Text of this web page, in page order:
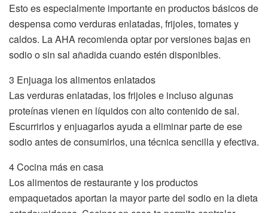
Esto es especialmente importante en productos básicos de
despensa como verduras enlatadas, frijoles, tomates y
caldos. La AHA recomienda optar por versiones bajas en
sodio o sin sal añadida cuando estén disponibles.
3 Enjuaga los alimentos enlatados
Las verduras enlatadas, los frijoles e incluso algunas
proteínas vienen en líquidos con alto contenido de sal.
Escurrirlos y enjuagarlos ayuda a eliminar parte de ese
sodio antes de consumirlos, una técnica sencilla y efectiva.
4 Cocina más en casa
Los alimentos de restaurante y los productos
empaquetados aportan la mayor parte del sodio en la dieta